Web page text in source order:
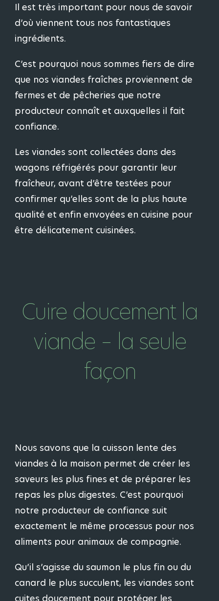
Il est très important pour nous de savoir
d’où viennent tous nos fantastiques
ingrédients.
C’est pourquoi nous sommes fiers de dire
que nos viandes fraîches proviennent de
fermes et de pêcheries que notre
producteur connaît et auxquelles il fait
confiance.
Les viandes sont collectées dans des
wagons réfrigérés pour garantir leur
fraîcheur, avant d’être testées pour
confirmer qu’elles sont de la plus haute
qualité et enfin envoyées en cuisine pour
être délicatement cuisinées.
Cuire doucement la
viande – la seule
façon
Nous savons que la cuisson lente des
viandes à la maison permet de créer les
saveurs les plus fines et de préparer les
repas les plus digestes. C’est pourquoi
notre producteur de confiance suit
exactement le même processus pour nos
aliments pour animaux de compagnie.
Qu’il s’agisse du saumon le plus fin ou du
canard le plus succulent, les viandes sont
cuites doucement pour protéger les